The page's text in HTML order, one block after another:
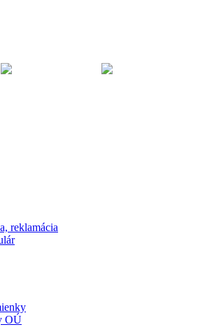
reklamácia
OÚ